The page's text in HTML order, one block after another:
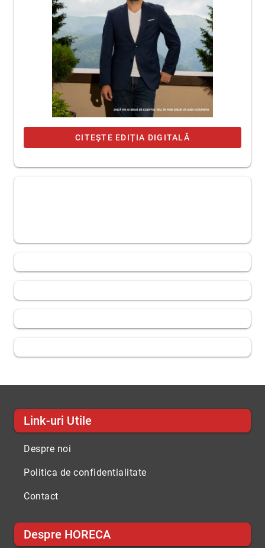
CITEȘTE EDIȚIA DIGITALĂ
Link-uri Utile
Despre noi
Politica de confidentialitate
Contact
Despre HORECA